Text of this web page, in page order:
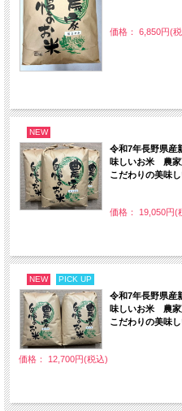
価格： 6,850円(
NEW
令和7年長野県産
味しいお米 農
こだわりの美味
価格： 19,050円(
NEW PICK UP
令和7年長野県産
味しいお米 農
こだわりの美味
価格： 12,700円(税込)